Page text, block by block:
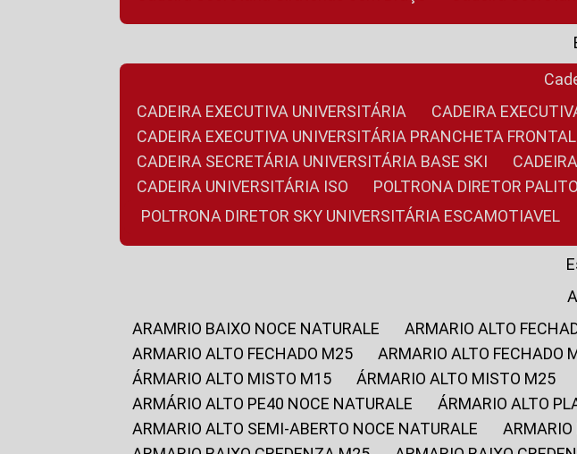
CADEIRA EXECUTIVA UNIVERSITÁRIA
CADEIRA
CADEIRA EXECUTIVA UNIVERSITÁRIA PRANCHETA FRONTAL
CADEIRA SECRETÁRIA UNIVERSITÁRIA BASE SKI
CADEIRA UNIVERSITÁRIA ISO
POLTRONA DIRETOR
POLTRONA DIRETOR SKY UNIVERSITÁRIA ESCAMOTIAVEL
ARAMRIO BAIXO NOCE NATURALE
ARMARIO ALTO
ARMARIO ALTO FECHADO M25
ARMARIO ALTO FECHADO
ÁRMARIO ALTO MISTO M15
ÁRMARIO ALTO MISTO M25
ARMÁRIO ALTO PE40 NOCE NATURALE
ÁRMARIO ALTO
ARMARIO ALTO SEMI-ABERTO NOCE NATURALE